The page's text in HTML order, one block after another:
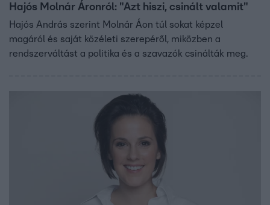
Hajós Molnár Áronról: "Azt hiszi, csinált valamit"
Hajós András szerint Molnár Áon túl sokat képzel
magáról és saját közéleti szerepéről, miközben a
rendszerváltást a politika és a szavazók csinálták meg.